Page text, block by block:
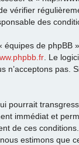
vérifier
des
de phpBB
. Le
n’acceptons pas.
pourrait
immédiat et
de ces
estimons que